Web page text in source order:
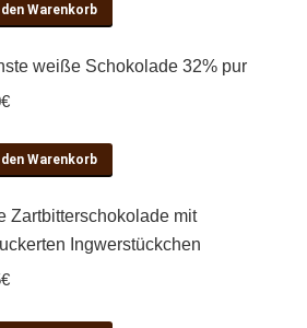
Warenkorb
weiße Schokolade 32% pur
€
Warenkorb
Zartbitterschokolade mit
Ingwerstückchen
€